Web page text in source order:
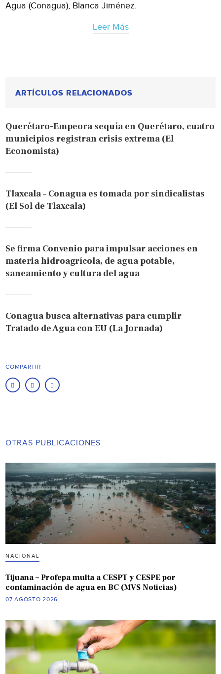
Agua (Conagua), Blanca Jiménez.
Leer Más
ARTÍCULOS RELACIONADOS
Querétaro-Empeora sequía en Querétaro, cuatro
municipios registran crisis extrema (El
Economista)
Tlaxcala – Conagua es tomada por sindicalistas
(El Sol de Tlaxcala)
Se firma Convenio para impulsar acciones en
materia hidroagrícola, de agua potable,
saneamiento y cultura del agua
Conagua busca alternativas para cumplir
Tratado de Agua con EU (La Jornada)
COMPARTIR
OTRAS PUBLICACIONES
NACIONAL
Tijuana – Profepa multa a CESPT y CESPE por
contaminación de agua en BC (MVS Noticias)
07 AGOSTO 2026